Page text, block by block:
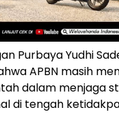
Purbaya Yudhi
APBN masih
dalam menjaga
di tengah